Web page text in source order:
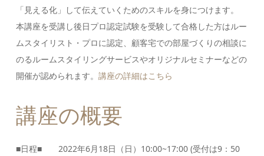
「見える化」して伝えていくためのスキルを身につけます。
本講座を受講し後日プロ認定試験を受験して合格した方はルー
ムスタイリスト・プロに認定、顧客宅での部屋づくりの相談に
のるルームスタイリングサービスやオリジナルセミナーなどの
開催が認められます。講座の詳細はこちら
講座の概要
■日程■ 2022年6月18日（日）10:00~17:00 (受付は9：50